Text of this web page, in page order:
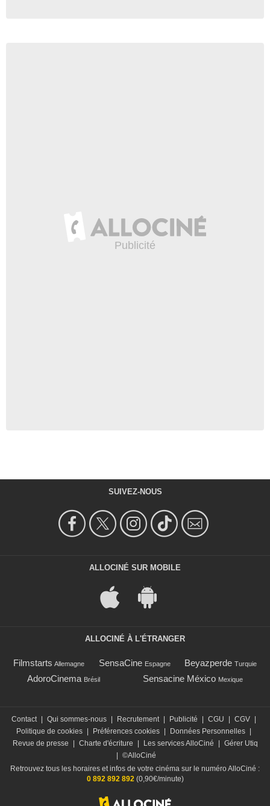
SUIVEZ-NOUS
ALLOCINÉ SUR MOBILE
ALLOCINÉ À L'ÉTRANGER
Filmstarts Allemagne SensaCine Espagne Beyazperde Turquie
AdoroCinema Brésil Sensacine México Mexique
Contact | Qui sommes-nous | Recrutement | Publicité | CGU | CGV |
Politique de cookies | Préférences cookies | Données Personnelles |
Revue de presse
| Charte d'écriture | Les services AlloCiné | Gérer Utiq
| ©AlloCiné
Retrouvez tous les horaires et infos de votre cinéma sur le numéro AlloCiné :
0 892 892 892 (0,90€/minute)